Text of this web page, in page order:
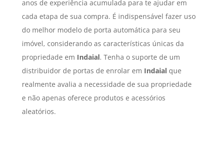
anos de experiência acumulada para te ajudar em
cada etapa de sua compra. É indispensável fazer uso
do melhor modelo de porta automática para seu
imóvel, considerando as características únicas da
propriedade em Indaial. Tenha o suporte de um
distribuidor de portas de enrolar em Indaialque
realmente avalia a necessidade de sua propriedade
e não apenas oferece produtos e acessórios
aleatórios.